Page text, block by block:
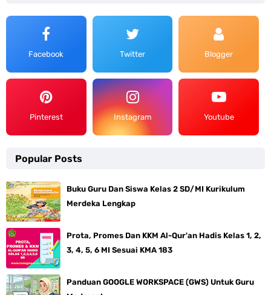
Facebook Twitter Blogger
Pinterest Instagram Youtube
Popular Posts
Buku Guru Dan Siswa Kelas 2 SD/MI Kurikulum
Merdeka Lengkap
Prota, Promes Dan KKM Al-Qur'an Hadis Kelas 1, 2,
3, 4, 5, 6 MI Sesuai KMA 183
Panduan GOOGLE WORKSPACE (GWS) Untuk Guru